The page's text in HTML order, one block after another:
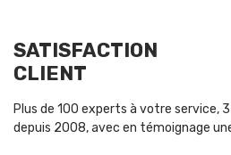
SATISFACTION
CLIENT
Plus de 100 experts à votre
depuis 2008, avec en témoignage